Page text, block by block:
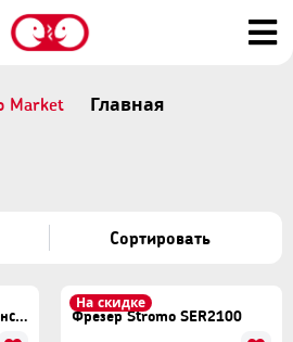
Market Главная
Сортировать
Набор аккумуляторных инструментов STROMO PA210
На скидке
Фрезер Stromo SER2100